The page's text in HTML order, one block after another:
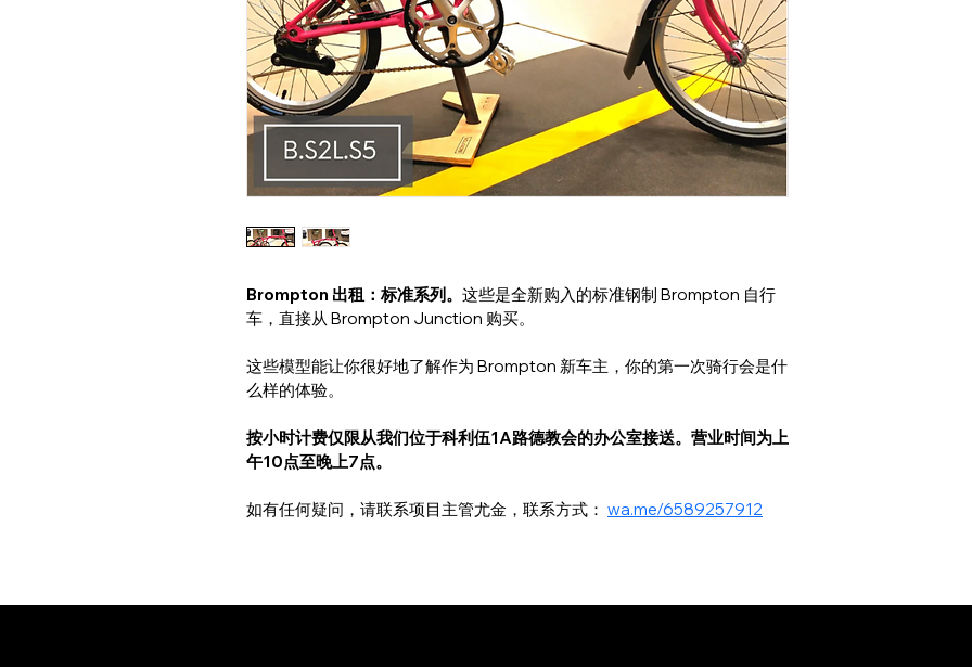
Brompton 出租：标准系列。 这些是全新购入的标准钢制 Brompton 自行
车，直接从 Brompton Junction 购买。
这些模型能让你很好地了解作为 Brompton 新车主，你的第一次骑行会是什
么样的体验。
按小时计费仅限从我们位于科利伍1A路德教会的办公室接送。 营业时间为上
午10点至晚上7点。
如有任何疑问，请联系项目主管尤金，联系方式： wa.me/6589257912